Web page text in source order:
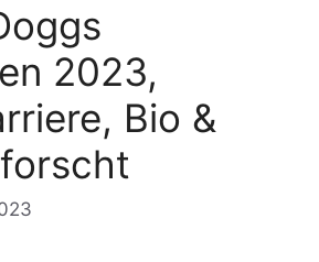
2023,
Bio &